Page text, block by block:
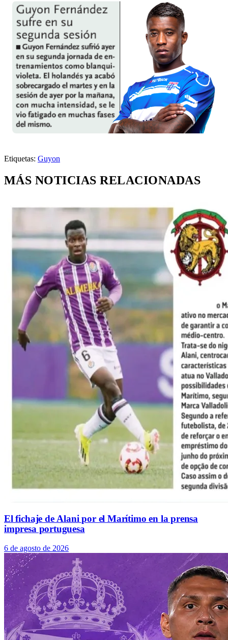
Etiquetas: Guyon
MÁS NOTICIAS RELACIONADAS
El fichaje de Alani por el Marítimo en la prensa
impresa portuguesa
6 de agosto de 2026